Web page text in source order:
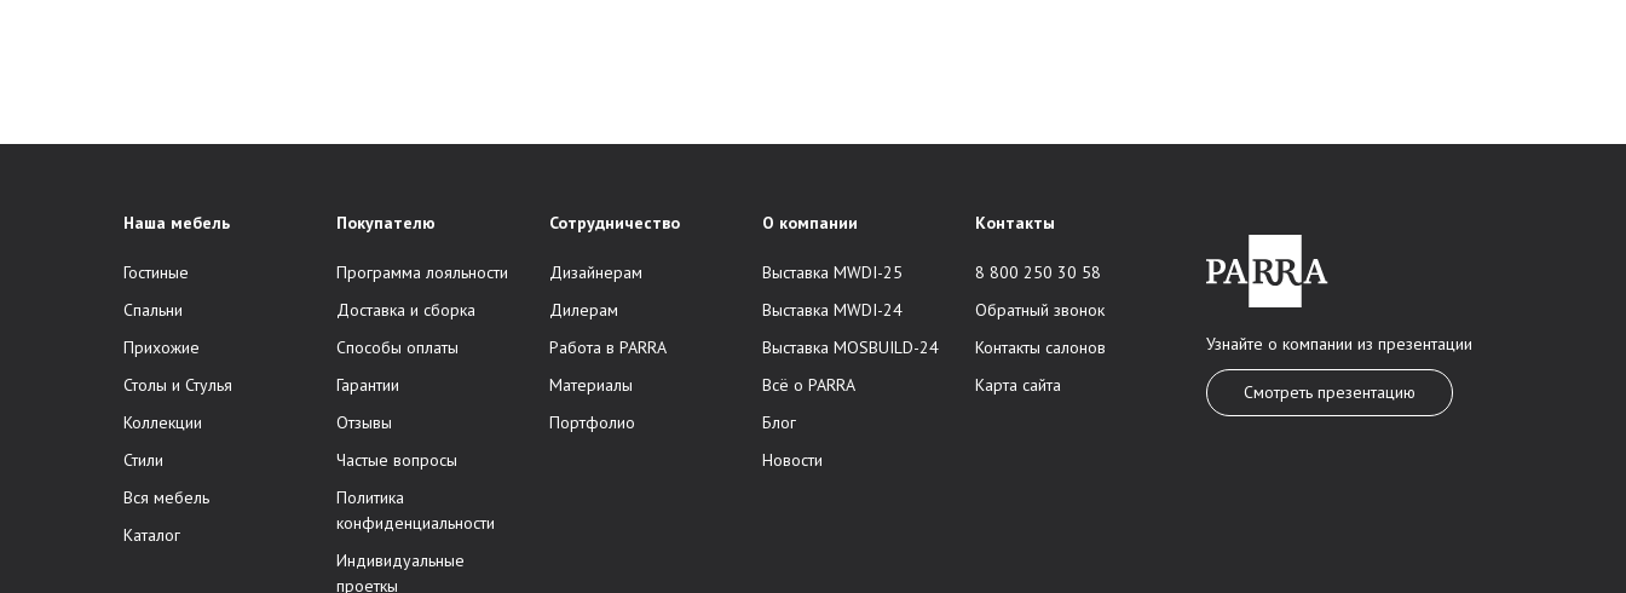
Наша мебель
Гостиные
Спальни
Прихожие
Столы и Стулья
Коллекции
Стили
Вся мебель
Каталог
Покупателю
Программа лояльности
Доставка и сборка
Способы оплаты
Гарантии
Отзывы
Частые вопросы
Политика
конфиденциальности
Индивидуальные
проеткы
Сотрудничество
Дизайнерам
Дилерам
Работа в PARRA
Материалы
Портфолио
О компании
Выставка MWDI-25
Выставка MWDI-24
Выставка MOSBUILD-24
Всё о PARRA
Блог
Новости
Контакты
8 800 250 30 58
Обратный звонок
Контакты салонов
Карта сайта
Узнайте о компании из презентации
Смотреть презентацию